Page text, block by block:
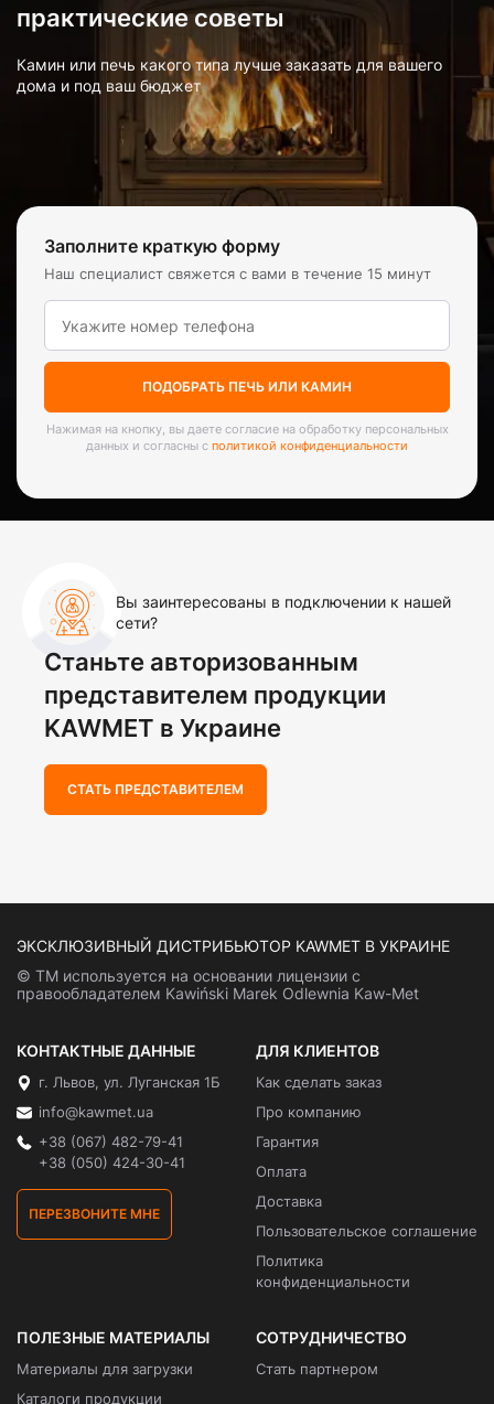
практические советы
Камин или печь какого типа лучше заказать для вашего
дома и под ваш бюджет
Заполните краткую форму
Наш специалист свяжется с вами в течение 15 минут
ПОДОБРАТЬ ПЕЧЬ ИЛИ КАМИН
Нажимая на кнопку, вы даете согласие на обработку персональных
данных и согласны с политикой конфиденциальности
Вы заинтересованы в подключении к нашей
сети?
Станьте авторизованным
представителем продукции
KAWMET в Украине
СТАТЬ ПРЕДСТАВИТЕЛЕМ
ЭКСКЛЮЗИВНЫЙ ДИСТРИБЬЮТОР KAWMET В УКРАИНЕ
© ТМ используется на основании лицензии с
правообладателем Kawiński Marek Odlewnia Kaw-Met
КОНТАКТНЫЕ ДАННЫЕ
г. Львов, ул. Луганская 1Б
info@kawmet.ua
+38 (067) 482-79-41
+38 (050) 424-30-41
ПЕРЕЗВОНИТЕ МНЕ
ДЛЯ КЛИЕНТОВ
Как сделать заказ
Про компанию
Гарантия
Оплата
Доставка
Пользовательское соглашение
Политика
конфиденциальности
ПОЛЕЗНЫЕ МАТЕРИАЛЫ
Материалы для загрузки
Каталоги продукции
СОТРУДНИЧЕСТВО
Стать партнером